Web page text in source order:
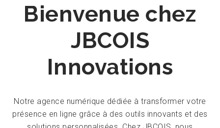
Bienvenue chez
JBCOIS
Innovations
Notre agence numérique dédiée à transformer votre
présence en ligne grâce à des outils innovants et des